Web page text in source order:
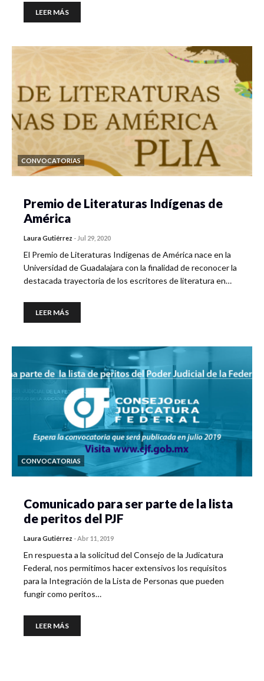
LEER MÁS
CONVOCATORIAS
Premio de Literaturas Indígenas de
América
Laura Gutiérrez - Jul 29, 2020
El Premio de Literaturas Indígenas de América nace en la
Universidad de Guadalajara con la finalidad de reconocer la
destacada trayectoria de los escritores de literatura en…
LEER MÁS
CONVOCATORIAS
Comunicado para ser parte de la lista
de peritos del PJF
Laura Gutiérrez -Abr 11, 2019
En respuesta a la solicitud del Consejo de la Judicatura
Federal, nos permitimos hacer extensivos los requisitos
para la Integración de la Lista de Personas que pueden
fungir como peritos…
LEER MÁS